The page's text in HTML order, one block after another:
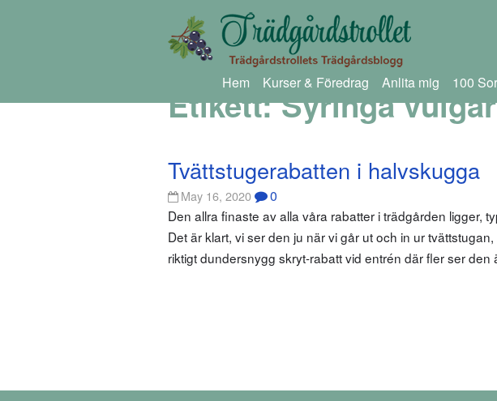
Hem Kurser & Föredrag Anlita mig 100
Etikett:Syringa
Tvättstugerabatten i halvskugga
May 16, 2020 0
Den allra finaste av alla våra rabatter i trädgården ligger,
Det är klart, vi ser den ju när vi går ut och in ur
riktigt dundersnygg skryt-rabatt vid entrén där fler ser den